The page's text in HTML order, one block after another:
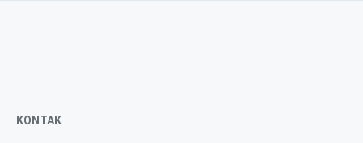
KONTAK